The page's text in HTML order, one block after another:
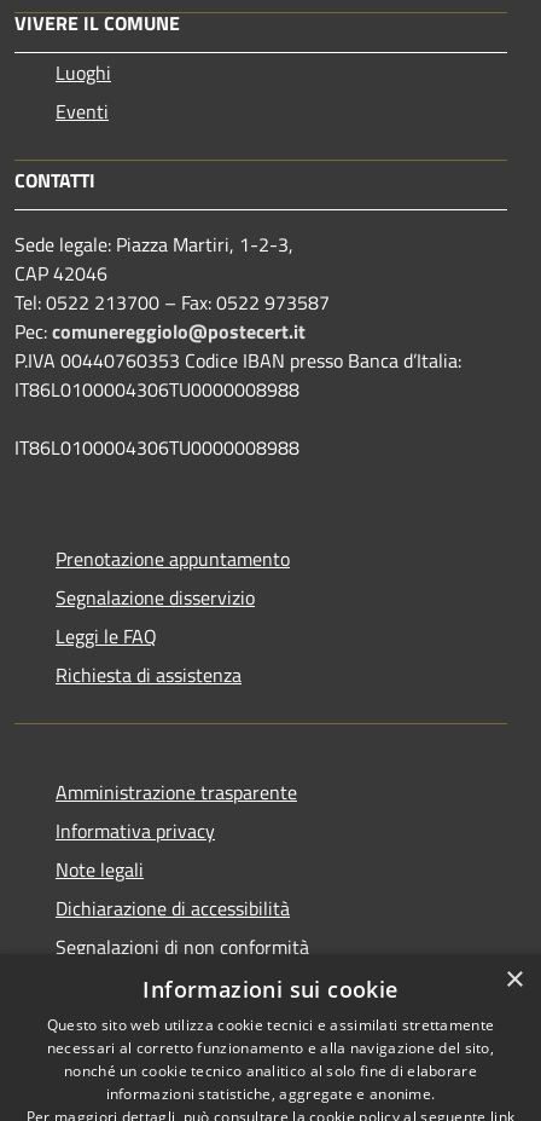
VIVERE IL COMUNE
Luoghi
Eventi
CONTATTI
Sede legale: Piazza Martiri, 1-2-3,
CAP 42046
Tel: 0522 213700 – Fax: 0522 973587
Pec:comunereggiolo@postecert.it
P.IVA 00440760353 Codice IBAN presso Banca d’Italia:
IT86L0100004306TU0000008988
IT86L0100004306TU0000008988
Prenotazione appuntamento
Segnalazione disservizio
Leggi le FAQ
Richiesta di assistenza
Amministrazione trasparente
Informativa privacy
Note legali
Dichiarazione di accessibilità
Segnalazioni di non conformità
Accessibilità
Copyright © 2026 • Comune di
Reggiolo • Powered by
×
Informazioni sui cookie
Questo sito web utilizza cookie tecnici e assimilati strettamente
necessari al corretto funzionamento e alla navigazione del sito,
nonché un cookie tecnico analitico al solo fine di elaborare
informazioni statistiche, aggregate e anonime.
Per maggiori dettagli, può consultare la cookie policy al seguente link